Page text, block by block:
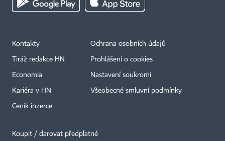
Kontakty
Tiráž redakce HN
Economia
Kariéra v HN
Ceník inzerce
Ochrana osobních údajů
Prohlášení o cookies
Nastavení soukromí
Všeobecné smluvní podmínky
Koupit / darovat předplatné